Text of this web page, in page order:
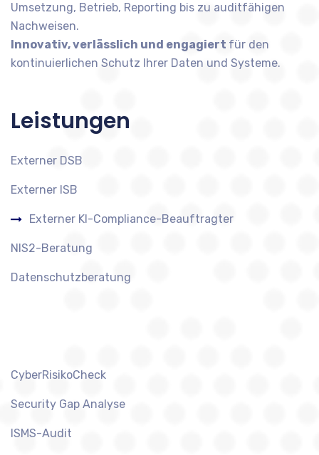
Umsetzung, Betrieb, Reporting bis zu auditfähigen
Nachweisen.
Innovativ, verlässlich und engagiert für den
kontinuierlichen Schutz Ihrer Daten und Systeme.
Leistungen
Externer DSB
Externer ISB
Externer KI-Compliance-Beauftragter
NIS2-Beratung
Datenschutzberatung
CyberRisikoCheck
Security Gap Analyse
ISMS-Audit